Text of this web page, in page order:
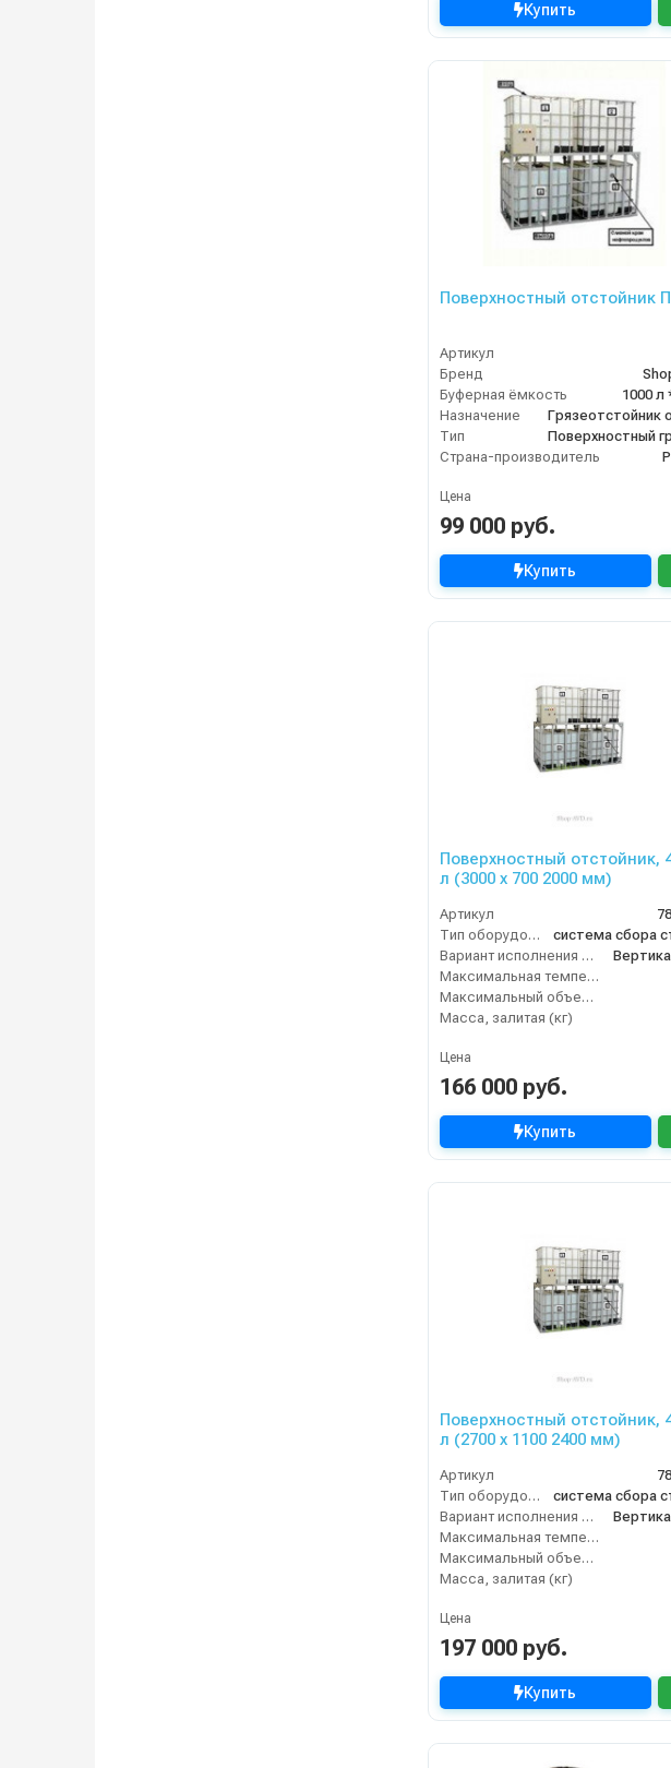
Купить
Поверхностный отстойник
Артикул
Бренд
Буферная ёмкость
1000 л
Назначение
Тип
Страна-производитель
Цена
99 000 руб.
Купить
Поверхностный отстойник,
л (3000 х 700 2000 мм)
Артикул
Тип оборудования
Вариант исполнения сооружения
Максимальная температура жидкости (°C)
Максимальный объем (л)
Масса, залитая (кг)
Цена
166 000 руб.
Купить
Поверхностный отстойник,
л (2700 х 1100 2400 мм)
Артикул
Тип оборудования
Вариант исполнения сооружения
Максимальная температура жидкости (°C)
Максимальный объем (л)
Масса, залитая (кг)
Цена
197 000 руб.
Купить